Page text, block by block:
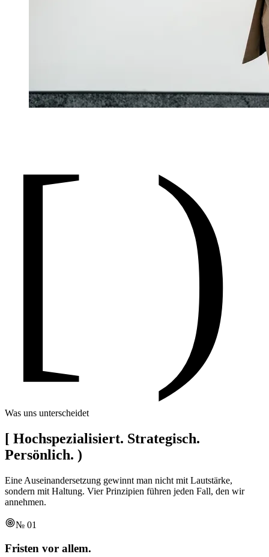
[ )
Was uns unterscheidet
[ Hochspezialisiert. Strategisch.
Persönlich. )
Eine Auseinandersetzung gewinnt man nicht mit Lautstärke,
sondern mit Haltung. Vier Prinzipien führen jeden Fall, den wir
annehmen.
№ 01
Fristen vor allem.